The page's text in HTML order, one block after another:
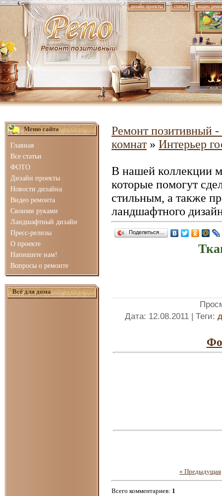
дизайн проекты статьи видео
Меню сайта
Главная
Все статьи
ФОТО
Дизайн проекты
Новости дизайна
Видео ремонта
Своими руками
Ландшафтный дизайн
Пресс-релизы
О проекте
Напишите нам!
Вопросы о ремонте
Всё для дома
Ремонт позитивный -
комнат» Интерьер
В нашей коллекции
которые помогут
стильным, а также
ландшафтного
Поделиться…
Дата: 12.08.2011 | Теги:
« Предыдущая
Всего комментариев: 1